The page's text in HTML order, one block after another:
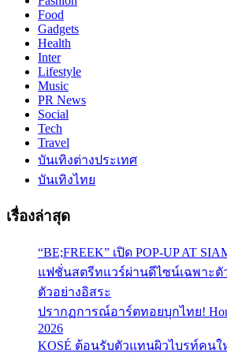
Food
Gadgets
Health
Inter
Lifestyle
Music
PR News
Social
Tech
Travel
บันเทิงต่างประเทศ
บันเทิงไทย
เรื่องล่าสุด
“BE;FREEK” เปิด POP-UP AT
แฟชั่นสตรีทแวร์ผ่านดีไซน์เฉพาะตั
ตัวอย่างอิสระ
ปรากฏการณ์อาร์ตทอยบุกไทย!
2026
KOSÉ ต้อนรับตัวแทนผิวไบรท์คนใ